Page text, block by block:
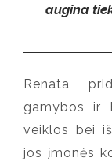
augina
Renata
gamybos ir
veiklos bei
jos įmonės